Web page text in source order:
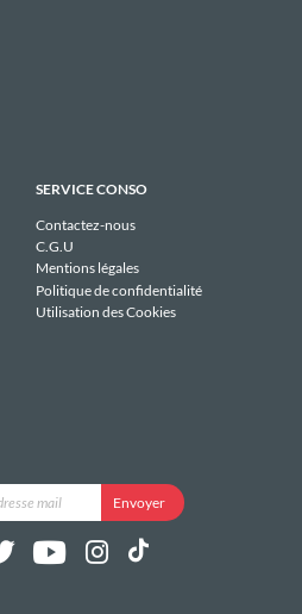
SERVICE CONSO
Contactez-nous
C.G.U
Mentions légales
Politique de confidentialité
Utilisation des Cookies